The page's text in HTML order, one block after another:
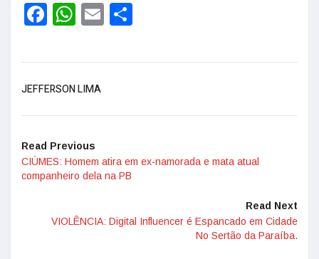
Facebook
WhatsApp
Email
JEFFERSON LIMA
Read Previous
CIÚMES: Homem atira em ex-namorada e mata atual
companheiro dela na PB
Read Next
VIOLÊNCIA: Digital Influencer é Espancado em Cidade
No Sertão da Paraíba.